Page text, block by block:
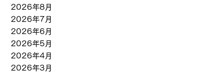
2026年8月
2026年7月
2026年6月
2026年5月
2026年4月
2026年3月